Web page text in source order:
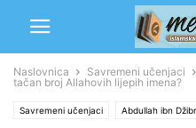
Naslovnica Savremeni učenjaci
tačan broj Allahovih lijepih imena?
Savremeni učenjaci Abdullah ibn